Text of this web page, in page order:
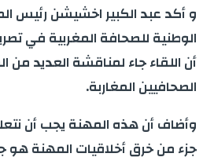
و أكد عبد الكبير اخشيشن رئيس
الوطنية للصحافة المغربية في
أن اللقاء جاء لمناقشة العديد من
الصحافيين المغاربة.
وأضاف أن هذه المهنة يجب أن
جزء من خرق أخلاقيات المهنة هو